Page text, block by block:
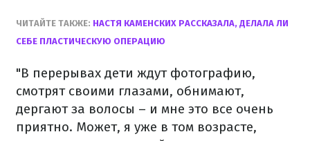
ЧИТАЙТЕ ТАКЖЕ: НАСТЯ КАМЕНСКИХ РАССКАЗАЛА, ДЕЛАЛА ЛИ
СЕБЕ ПЛАСТИЧЕСКУЮ ОПЕРАЦИЮ
"В перерывах дети ждут фотографию,
смотрят своими глазами, обнимают,
дергают за волосы – и мне это все очень
приятно. Может, я уже в том возрасте,